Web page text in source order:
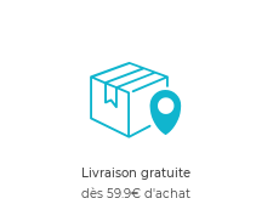
Livraison gratuite
dès 59.9€ d'achat